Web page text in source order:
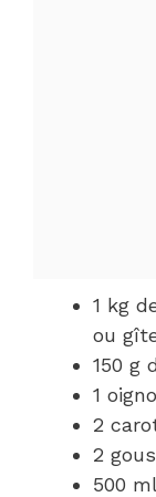
1 kg
ou
150 g
1
2
2
500